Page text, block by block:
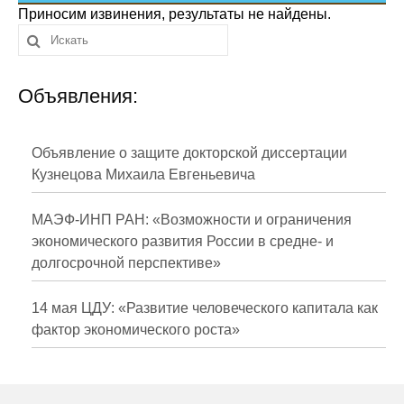
Сотрудники
Отчетность
Противодействие коррупции
Публикации
Научная жизнь
Издания
Проблемы прогнозирования
О журнале
Приносим извинения, результаты не найдены.
Объявления:
Объявление о защите докторской диссертации
Кузнецова Михаила Евгеньевича
МАЭФ-ИНП РАН: «Возможности и ограничения
экономического развития России в средне- и
долгосрочной перспективе»
14 мая ЦДУ: «Развитие человеческого капитала как
фактор экономического роста»